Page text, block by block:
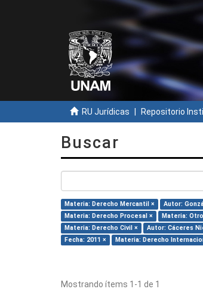
RU Jurídicas Repositorio
Buscar
Materia: Derecho Mercantil × Autor:
Materia: Derecho Procesal ×
Materia:
Materia: Derecho Civil ×
Autor: Cáceres
Fecha: 2011 ×
Materia: Derecho
Mostrando ítems 1-1 de 1